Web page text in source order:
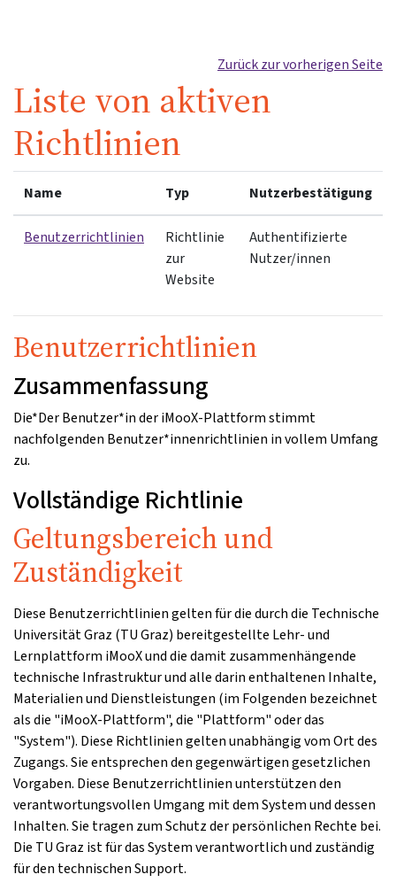
Zurück zur vorherigen Seite
Liste von aktiven
Richtlinien
Name Typ Nutzerbestätigung
Benutzerrichtlinien
Richtlinie
zur
Website
Authentifizierte
Nutzer/innen
Benutzerrichtlinien
Zusammenfassung
Die*Der Benutzer*in der iMooX-Plattform stimmt
nachfolgenden Benutzer*innenrichtlinien in vollem Umfang
zu.
Vollständige Richtlinie
Geltungsbereich und
Zuständigkeit
Diese Benutzerrichtlinien gelten für die durch die Technische
Universität Graz (TU Graz) bereitgestellte Lehr- und
Lernplattform iMooX und die damit zusammenhängende
technische Infrastruktur und alle darin enthaltenen Inhalte,
Materialien und Dienstleistungen (im Folgenden bezeichnet
als die "iMooX-Plattform", die "Plattform" oder das
"System"). Diese Richtlinien gelten unabhängig vom Ort des
Zugangs. Sie entsprechen den gegenwärtigen gesetzlichen
Vorgaben. Diese Benutzerrichtlinien unterstützen den
verantwortungsvollen Umgang mit dem System und dessen
Inhalten. Sie tragen zum Schutz der persönlichen Rechte bei.
Die TU Graz ist für das System verantwortlich und zuständig
für den technischen Support.